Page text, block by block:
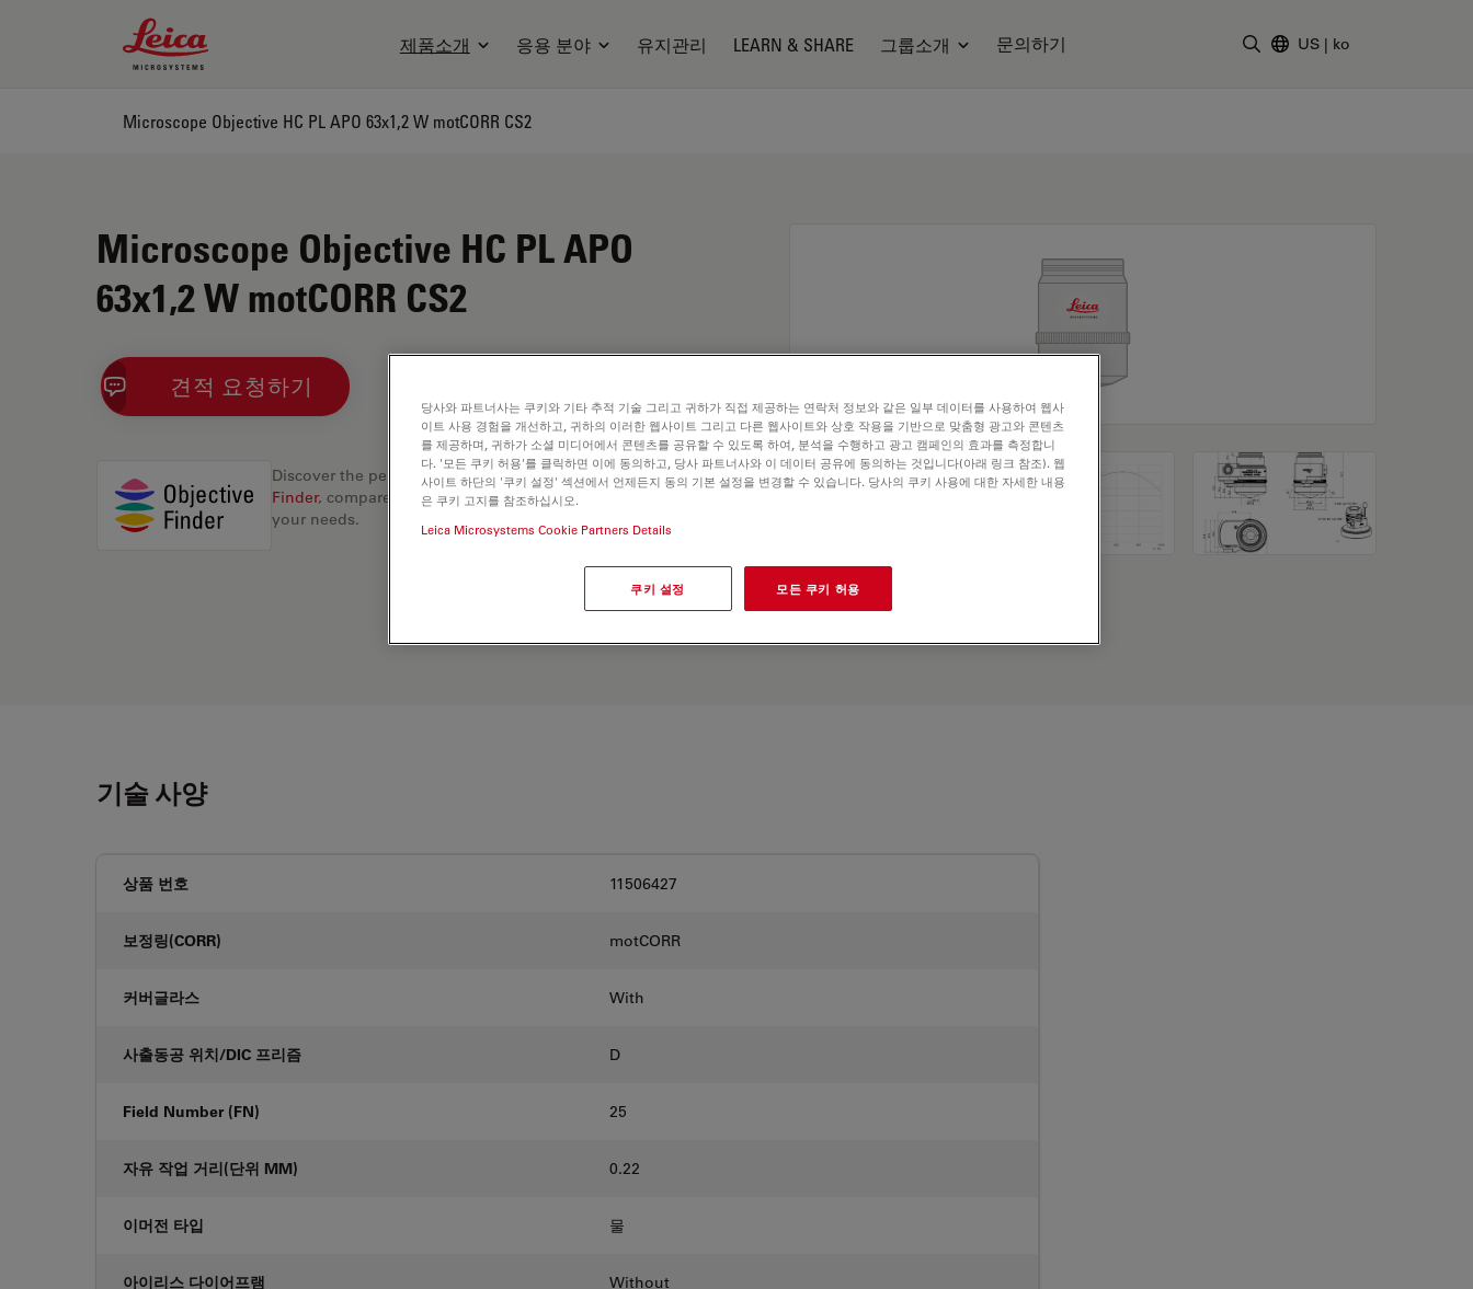
Leica Microsystems Logo
제품소개 응용 분야 유지관리 LEARN & SHARE 그룹소개 문의하기 US | ko
Microscope Objective HC PL APO 63x1,2 W motCORR CS2
Microscope Objective HC PL APO
63x1,2 W motCORR CS2
견적 요청하기
Discover the perfect solution. Explore ourObjective
Finder, compare alternatives, and find the best fit for
your needs.
기술 사양
상품 번호 11506427
보정링(CORR) motCORR
커버글라스 With
사출동공 위치/DIC 프리즘 D
Field Number (FN) 25
자유 작업 거리(단위 MM) 0.22
이머전 타입 물
아이리스 다이어프램 Without
당사와 파트너사는 쿠키와 기타 추적 기술 그리고 귀하가 직접 제공하는 연락처 정보와 같은 일부 데이터를 사용하여 웹사
이트 사용 경험을 개선하고, 귀하의 이러한 웹사이트 그리고 다른 웹사이트와 상호 작용을 기반으로 맞춤형 광고와 콘텐츠
를 제공하며, 귀하가 소셜 미디어에서 콘텐츠를 공유할 수 있도록 하여, 분석을 수행하고 광고 캠페인의 효과를 측정합니
다. '모든 쿠키 허용'를 클릭하면 이에 동의하고, 당사 파트너사와 이 데이터 공유에 동의하는 것입니다(아래 링크 참조). 웹
사이트 하단의 '쿠키 설정' 섹션에서 언제든지 동의 기본 설정을 변경할 수 있습니다. 당사의 쿠키 사용에 대한 자세한 내용
은 쿠키 고지를 참조하십시오.
Leica Microsystems Cookie Partners Details
쿠키 설정 모든 쿠키 허용